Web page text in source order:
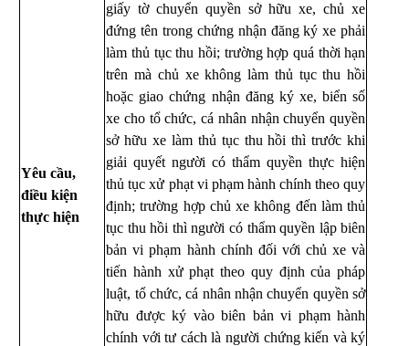
Yêu cầu,
điều kiện
thực hiện
giấy tờ chuyển quyền sở hữu xe, chủ xe
đứng tên trong chứng nhận đăng ký xe phải
làm thủ tục thu hồi; trường hợp quá thời hạn
trên mà chủ xe không làm thủ tục thu hồi
hoặc giao chứng nhận đăng ký xe, biển số
xe cho tổ chức, cá nhân nhận chuyển quyền
sở hữu xe làm thủ tục thu hồi thì trước khi
giải quyết người có thẩm quyền thực hiện
thủ tục xử phạt vi phạm hành chính theo quy
định; trường hợp chủ xe không đến làm thủ
tục thu hồi thì người có thẩm quyền lập biên
bản vi phạm hành chính đối với chủ xe và
tiến hành xử phạt theo quy định của pháp
luật, tổ chức, cá nhân nhận chuyển quyền sở
hữu được ký vào biên bản vi phạm hành
chính với tư cách là người chứng kiến và ký